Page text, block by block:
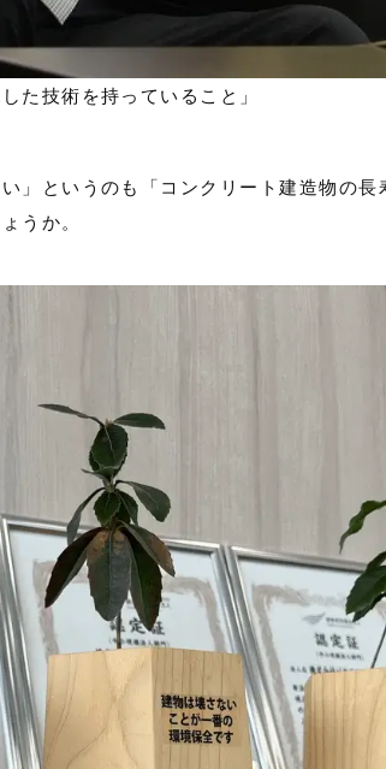
た技術を持っていること」
」というのも「コンクリート建造物の
うか。